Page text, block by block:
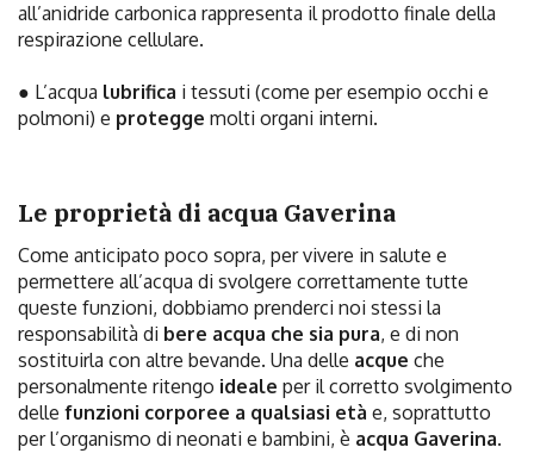
all’anidride carbonica rappresenta il prodotto finale della
respirazione cellulare.
● L’acqua lubrifica i tessuti (come per esempio occhi e
polmoni) e protegge molti organi interni.
Le proprietà di acqua Gaverina
Come anticipato poco sopra, per vivere in salute e
permettere all’acqua di svolgere correttamente tutte
queste funzioni, dobbiamo prenderci noi stessi la
responsabilità di bere acqua che sia pura, e di non
sostituirla con altre bevande. Una delle acque che
personalmente ritengo ideale per il corretto svolgimento
delle funzioni corporee a qualsiasi età e, soprattutto
per l’organismo di neonati e bambini, è acqua Gaverina.